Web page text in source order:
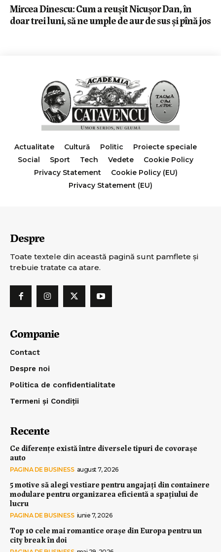
Mircea Dinescu: Cum a reușit Nicușor Dan, în
doar trei luni, să ne umple de aur de sus și pînă jos
Actualitate Cultură Politic
Proiecte speciale
Social
Sport Tech Vedete
Cookie Policy
Privacy Statement
Cookie Policy (EU)
Privacy Statement (EU)
Despre
Toate textele din această pagină sunt pamflete şi
trebuie tratate ca atare.
Companie
Contact
Despre noi
Politica de confidentialitate
Termeni și Condiții
Recente
Ce diferențe există între diversele tipuri de covorașe
auto
PAGINA DE BUSINESS august 7, 2026
5 motive să alegi vestiare pentru angajați din containere
modulare pentru organizarea eficientă a spațiului de
lucru
PAGINA DE BUSINESS iunie 7, 2026
Top 10 cele mai romantice orașe din Europa pentru un
city break în doi